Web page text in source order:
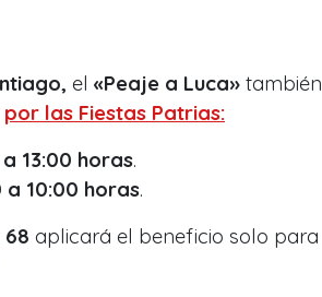
el «Peaje a Luca» también
por las Fiestas Patrias:
13:00 horas.
a 10:00 horas.
68 aplicará el beneficio solo para